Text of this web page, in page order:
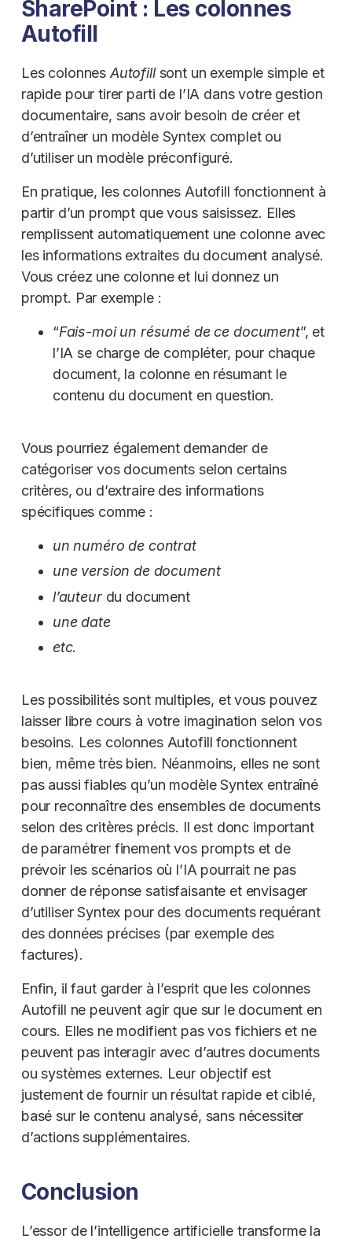
SharePoint : Les colonnes
Autofill
Les colonnes Autofillsont un exemple simple et
rapide pour tirer parti de l’IA dans votre gestion
documentaire, sans avoir besoin de créer et
d’entraîner un modèle Syntex complet ou
d’utiliser un modèle préconfiguré.
En pratique, les colonnes Autofill fonctionnent à
partir d’un prompt que vous saisissez. Elles
remplissent automatiquement une colonne avec
les informations extraites du document analysé.
Vous créez une colonne et lui donnez un
prompt. Par exemple :
“Fais-moi un résumé de ce document”, et
l’IA se charge de compléter, pour chaque
document, la colonne en résumant le
contenu du document en question.
Vous pourriez également demander de
catégoriser vos documents selon certains
critères, ou d’extraire des informations
spécifiques comme :
un numéro de contrat
une version de document
l’auteurdu document
une date
etc.
Les possibilités sont multiples, et vous pouvez
laisser libre cours à votre imagination selon vos
besoins. Les colonnes Autofill fonctionnent
bien, même très bien. Néanmoins, elles ne sont
pas aussi fiables qu’un modèle Syntex entraîné
pour reconnaître des ensembles de documents
selon des critères précis. Il est donc important
de paramétrer finement vos prompts et de
prévoir les scénarios où l’IA pourrait ne pas
donner de réponse satisfaisante et envisager
d’utiliser Syntex pour des documents requérant
des données précises (par exemple des
factures).
Enfin, il faut garder à l’esprit que les colonnes
Autofill ne peuvent agir que sur le document en
cours. Elles ne modifient pas vos fichiers et ne
peuvent pas interagir avec d’autres documents
ou systèmes externes. Leur objectif est
justement de fournir un résultat rapide et ciblé,
basé sur le contenu analysé, sans nécessiter
d’actions supplémentaires.
Conclusion
L’essor de l’intelligence artificielle transforme la